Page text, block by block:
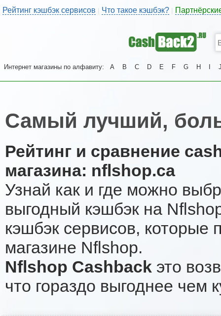
Рейтинг кэшбэк сервисов | Что такое кэшбэк?
Интернет магазины по алфавиту: A B C D E F G H
Самый лучший,
Рейтинг и сравнение
магазина: nflshop.ca
Узнай как и где можно
выгодный кэшбэк на
кэшбэк сервисов, которые
магазине Nflshop.
Nflshop Cashback это
что гораздо выгоднее чем